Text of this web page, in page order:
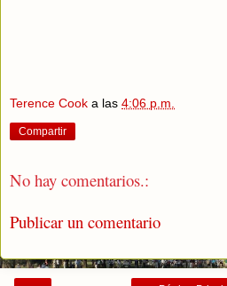
Terence Cook a las 4:06 p.m.
Compartir
No hay comentarios.:
Publicar un comentario